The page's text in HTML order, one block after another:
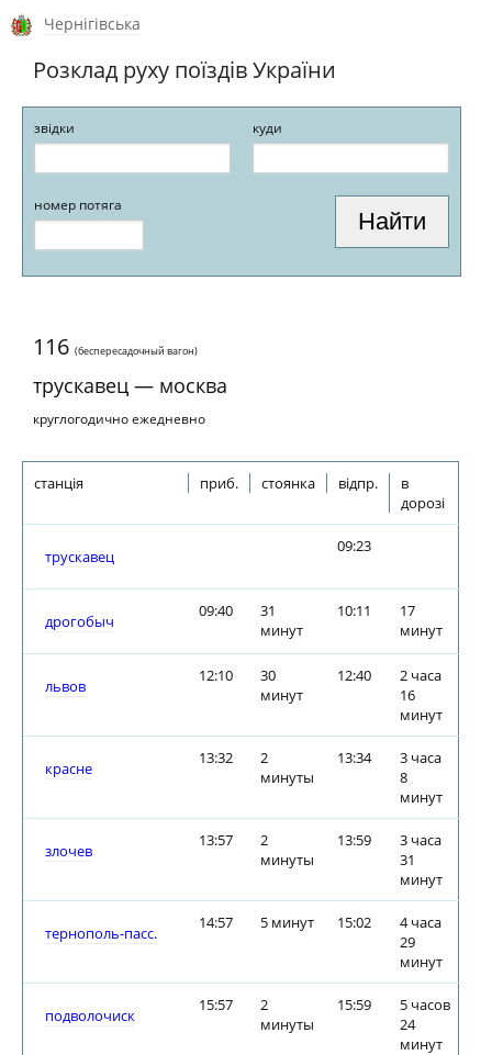
Чернігівська
Розклад руху поїздів України
звідки куди
номер потяга
116 (беспересадочный вагон)
трускавец — москва
круглогодично ежедневно
станція приб. стоянка відпр.
в
дорозі
трускавец
09:23
дрогобыч
09:40
31
минут
10:11
17
минут
львов
12:10
30
минут
12:40
2 часа
16
минут
красне
13:32
2
минуты
13:34
3 часа
8
минут
злочев
13:57
2
минуты
13:59
3 часа
31
минут
тернополь-пасс.
14:57 5 минут 15:02
4 часа
29
минут
подволочиск
15:57
2
минуты
15:59
5 часов
24
минут